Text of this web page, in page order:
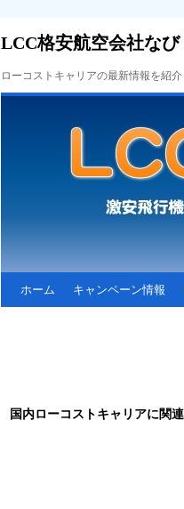
LCC格安航空会社な
ローコストキャリアの最新情報を紹
ホーム キャンペーン情報
国内ローコストキャリアに関